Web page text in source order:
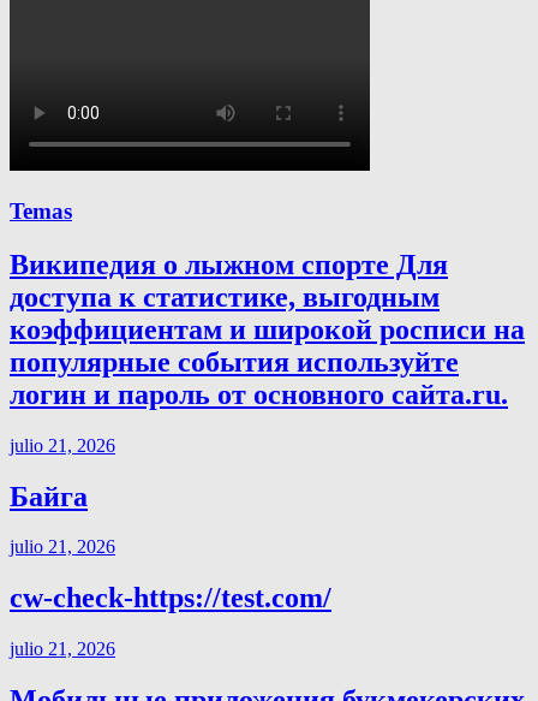
Temas
Википедия о лыжном спорте Для
доступа к статистике, выгодным
коэффициентам и широкой росписи на
популярные события используйте
логин и пароль от основного сайта.ru.
julio 21, 2026
Байга
julio 21, 2026
cw-check-https://test.com/
julio 21, 2026